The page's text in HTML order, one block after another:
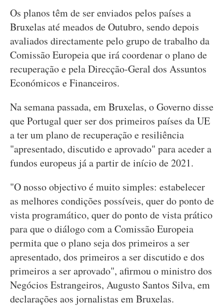
Os planos têm de ser enviados pelos países a
Bruxelas até meados de Outubro, sendo depois
avaliados directamente pelo grupo de trabalho da
Comissão Europeia que irá coordenar o plano de
recuperação e pela Direcção-Geral dos Assuntos
Económicos e Financeiros.
Na semana passada, em Bruxelas, o Governo disse
que Portugal quer ser dos primeiros países da UE
a ter um plano de recuperação e resiliência
"apresentado, discutido e aprovado" para aceder a
fundos europeus já a partir de início de 2021.
"O nosso objectivo é muito simples: estabelecer
as melhores condições possíveis, quer do ponto de
vista programático, quer do ponto de vista prático
para que o diálogo com a Comissão Europeia
permita que o plano seja dos primeiros a ser
apresentado, dos primeiros a ser discutido e dos
primeiros a ser aprovado", afirmou o ministro dos
Negócios Estrangeiros, Augusto Santos Silva, em
declarações aos jornalistas em Bruxelas.